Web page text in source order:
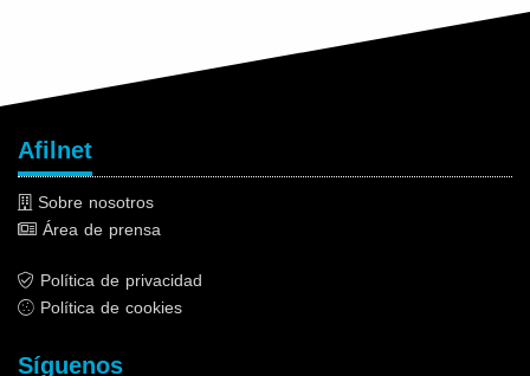
Afilnet
Sobre nosotros
Área de prensa
Política de privacidad
Política de cookies
Síguenos